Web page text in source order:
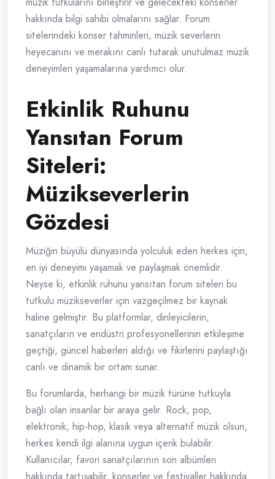
hakkında bilgi sahibi olmalarını sağlar. Forum
sitelerindeki konser tahminleri, müzik severlerin
heyecanını ve merakını canlı tutarak unutulmaz müzik
deneyimleri yaşamalarına yardımcı olur.
Etkinlik Ruhunu
Yansıtan Forum
Siteleri:
Müzikseverlerin
Gözdesi
Müziğin büyülü dünyasında yolculuk eden herkes için,
en iyi deneyimi yaşamak ve paylaşmak önemlidir.
Neyse ki, etkinlik ruhunu yansıtan forum siteleri bu
tutkulu müzikseverler için vazgeçilmez bir kaynak
haline gelmiştir. Bu platformlar, dinleyicilerin,
sanatçıların ve endüstri profesyonellerinin etkileşime
geçtiği, güncel haberleri aldığı ve fikirlerini paylaştığı
canlı ve dinamik bir ortam sunar.
Bu forumlarda, herhangi bir müzik türüne tutkuyla
bağlı olan insanlar bir araya gelir. Rock, pop,
elektronik, hip-hop, klasik veya alternatif müzik olsun,
herkes kendi ilgi alanına uygun içerik bulabilir.
Kullanıcılar, favori sanatçılarının son albümleri